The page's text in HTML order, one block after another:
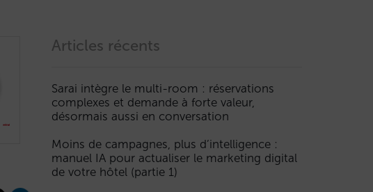
Articles récents
Sarai intègre le multi-room : réservations
complexes et demande à forte valeur,
désormais aussi en conversation
Moins de campagnes, plus d’intelligence :
manuel IA pour actualiser le marketing digital
de votre hôtel (partie 1)